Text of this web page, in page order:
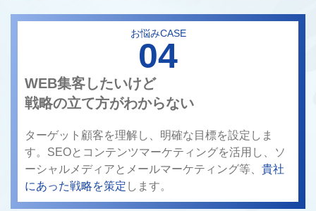
お悩みCASE
04
WEB集客したいけど
戦略の立て方がわからない
ターゲット顧客を理解し、明確な目標を設定しま
す。SEOとコンテンツマーケティングを活用し、ソ
ーシャルメディアとメールマーケティング等、 貴社
にあった戦略を策定 します。